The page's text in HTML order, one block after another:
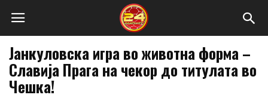
Јанкуловска игра во животна форма –
Славија Прага на чекор до титулата во
Чешка!